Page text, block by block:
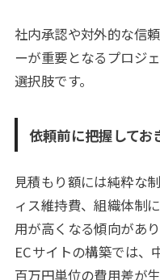
社内承認や対外的な信
ーが重要となるプロジ
選択肢です。
依頼前に把握してお
見積もり額には純粋な
ィス維持費、組織体制
用が高くなる傾向があ
ECサイトの構築では、
百万円単位の費用差が